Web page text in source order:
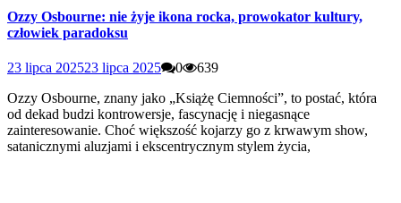
Ozzy Osbourne: nie żyje ikona rocka, prowokator kultury,
człowiek paradoksu
23 lipca 202523 lipca 2025 0
639
Ozzy Osbourne, znany jako „Książę Ciemności”, to postać, która
od dekad budzi kontrowersje, fascynację i niegasnące
zainteresowanie. Choć większość kojarzy go z krwawym show,
satanicznymi aluzjami i ekscentrycznym stylem życia,